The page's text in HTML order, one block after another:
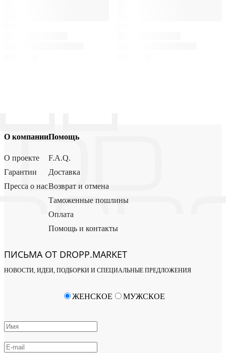
О компании
О проекте
Гарантии
Пресса о нас
Помощь
F.A.Q.
Доставка
Возврат и отмена
Таможенные пошлины
Оплата
Помощь и контакты
ПИСЬМА ОТ DROPP.MARKET
НОВОСТИ, ИДЕИ, ПОДБОРКИ И СПЕЦИАЛЬНЫЕ ПРЕДЛОЖЕНИЯ
ЖЕНСКОЕ МУЖСКОЕ